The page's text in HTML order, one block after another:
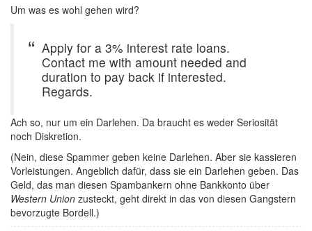
Um was es wohl gehen wird?
Apply for a 3% interest rate loans.
Contact me with amount needed and
duration to pay back if interested.
Regards.
Ach so, nur um ein Darlehen. Da braucht es weder Seriosität
noch Diskretion.
(Nein, diese Spammer geben keine Darlehen. Aber sie kassieren
Vorleistungen. Angeblich dafür, dass sie ein Darlehen geben. Das
Geld, das man diesen Spambankern ohne Bankkonto über
Western Union zusteckt, geht direkt in das von diesen Gangstern
bevorzugte Bordell.)